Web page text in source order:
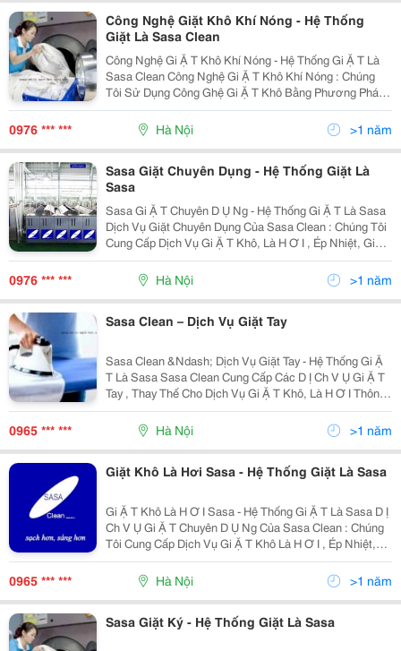
Công Nghệ Giặt Khô Khí Nóng - Hệ Thống
Giặt Là Sasa Clean
Công Nghệ Gi Ặ T Khô Khí Nóng - Hệ Thống Gi Ặ T Là
Sasa Clean Công Nghệ Gi Ặ T Khô Khí Nóng : Chúng
Tôi Sử Dụng Công Ghệ Gi Ặ T Khô Bằng Phương Pháp
Thổi, Hút Không Khí Đã Được Đun Nóng Với Vận
Tốc,Áp Suất Mạnh Nhằm Bứt Tứng Phân Tử Vết Bẩn
Ra Khỏi S
0976 *** *** Hà Nội >1 năm
Sasa Giặt Chuyên Dụng - Hệ Thống Giặt Là
Sasa
Sasa Gi Ặ T Chuyên D Ụ Ng - Hệ Thống Gi Ặ T Là Sasa
Dịch Vụ Giặt Chuyên Dụng Của Sasa Clean : Chúng Tôi
Cung Cấp Dịch Vụ Gi Ặ T Khô, Là H Ơ I , Ép Nhiệt, Giặt,
Tẩy Với Hóa Chất Chuyên Dụng...chúng Tôi Cam Kết Về
Dịch Vụ Chất Lượng.hãy Liên Hệ Với Gi
0976 *** *** Hà Nội >1 năm
Sasa Clean – Dịch Vụ Giặt Tay
Sasa Clean &Ndash; Dịch Vụ Giặt Tay - Hệ Thống Gi Ặ
T Là Sasa Sasa Clean Cung Cấp Các D Ị Ch V Ụ Gi Ặ T
Tay , Thay Thế Cho Dịch Vụ Gi Ặ T Khô, Là H Ơ I Thông
Dụng: Là Chế Độ Chăm Sóc Đặc Biệt Cho Đồ Len, Đồ
Lụa, Bộ Vest, Caravat, Sơmi Đắt Tiền.
0965 *** *** Hà Nội >1 năm
Giặt Khô Là Hơi Sasa - Hệ Thống Giặt Là Sasa
Gi Ặ T Khô Là H Ơ I Sasa - Hệ Thống Gi Ặ T Là Sasa D Ị
Ch V Ụ Gi Ặ T Chuyên D Ụ Ng Của Sasa Clean : Chúng
Tôi Cung Cấp Dịch Vụ Gi Ặ T Khô Là H Ơ I , Ép Nhiệt,
Giặt, Tẩy Với Hóa Chất Chuyên Dụng...chúng Tôi Cam
Kết Về Dịch Vụ Chất Lượng.hãy Liên Hệ Vớ
0965 *** *** Hà Nội >1 năm
Sasa Giặt Ký - Hệ Thống Giặt Là Sasa